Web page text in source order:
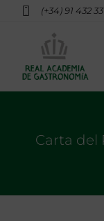
(+34) 91 432
Carta del